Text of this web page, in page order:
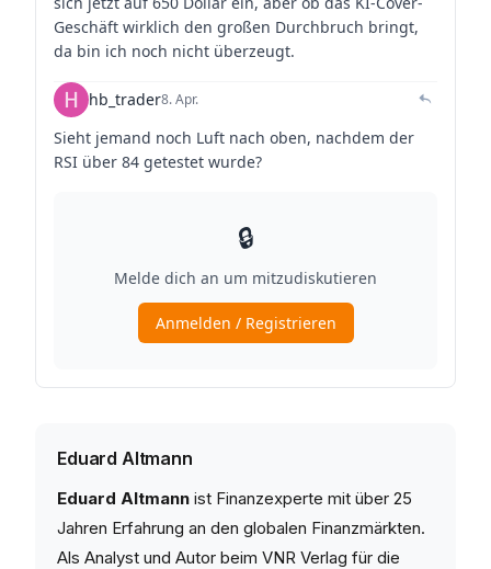
Eduard Altmann
Eduard Altmann ist Finanzexperte mit über 25
Jahren Erfahrung an den globalen Finanzmärkten.
Als Analyst und Autor beim VNR Verlag für die